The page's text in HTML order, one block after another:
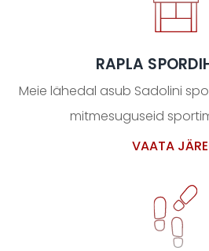
RAPLA
Meie lähedal asub Sadolini
mitmesuguseid
VAATA